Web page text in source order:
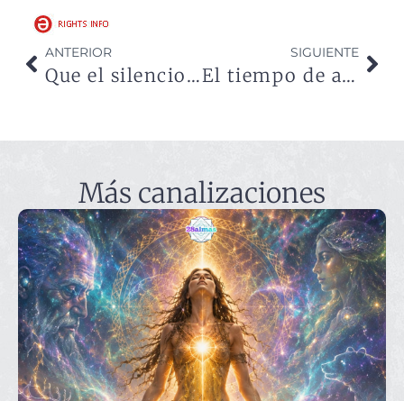
ANTERIOR
Que el silencio te devuelva a tu eje
SIGUIENTE
El tiempo de acción ha comenzado
Más canalizaciones